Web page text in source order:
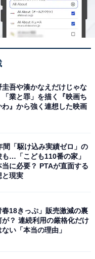
ロケーションの中
圭吾や湊かなえだけじゃな
「業と罪」を描く『映画ち
わ』から強く連想した映画
間「駆け込み実績ゼロ」の
も…「こども110番の家」
当に必要？ PTAが直面する
と現実
春18きっぷ」販売激減の裏
が？ 連続利用の厳格化だけ
ない「本当の理由」